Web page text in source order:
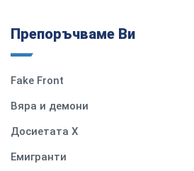
Препоръчваме Ви
Fake Front
Вяра и демони
Досиетата Х
Емигранти